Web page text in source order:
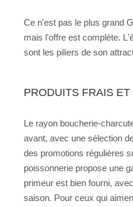
Ce n'est pas le plus grand
mais l'offre est complète.
sont les piliers de son
PRODUITS FRAIS
Le rayon boucherie-
avant, avec une sélection
des promotions régulières
poissonnerie propose une
primeur est bien fourni,
saison. Pour ceux qui